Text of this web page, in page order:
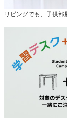
リビングでも、子供部